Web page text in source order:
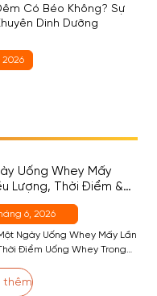
Có Béo Không? Sự
Dinh Dưỡng
2026
Uống Whey Mấy
Lượng, Thời Điểm &
Đúng Cho Người
6, 2026
Ngày Uống Whey Mấy Lần
Điểm Uống Whey Trong
1 (Quan Trọng Nhất) — Sau
Điểm 2 — Buổi Sáng (Nếu
thêm